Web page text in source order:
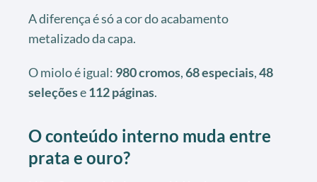
A diferença é só a cor do acabamento
metalizado da capa.
O miolo é igual: 980 cromos,68 especiais,48
seleçõese112 páginas.
O conteúdo interno muda entre
prata e ouro?